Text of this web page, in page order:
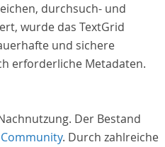
insgesamt. Die
größten Teil aus
sind daher, ebenso wie die
von Erstdrucken
zitierfähig. Auf bekannte
zum TextGrid
durchsuch- und
wurde das TextGrid
und sichere
erforderliche Metadaten.
Der Bestand
. Durch zahlreiche